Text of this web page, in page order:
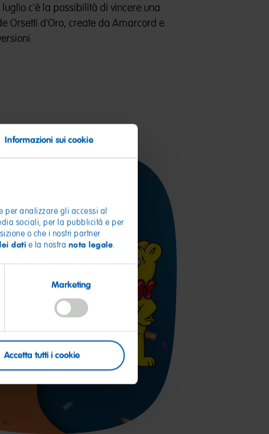
Informazioni sui cookie
per analizzare gli accessi al
sociali, per la pubblicità e per
o che i nostri partner
dati e la nostra nota legale.
Marketing
Accetta tutti i cookie
luglio c'è la possibilità di vincere una
Orsetti d'Oro, create da Amarcord e